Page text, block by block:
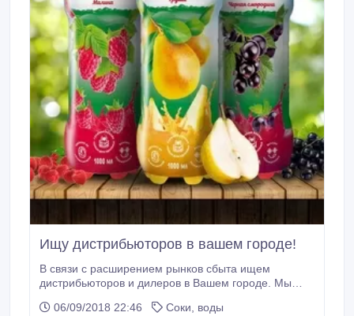
Ищу дистрибьюторов в вашем городе!
В связи с расширением рынков сбыта ищем
дистрибьюторов и дилеров в Вашем городе. Мы
партнеров для долгосрочного и взаимовыгодного
06/09/2018 22:46
Соки, воды